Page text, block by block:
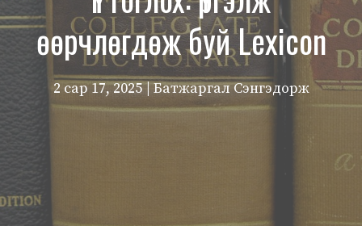
өөрчлөгдөж буй Lexicon
2 сар 17, 2025 | Батжаргал Сэнгэдорж